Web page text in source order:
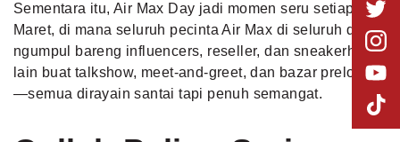
Sementara itu, Air Max Day jadi momen seru setiap 26
Maret, di mana seluruh pecinta Air Max di seluruh dunia
ngumpul bareng influencers, reseller, dan sneakerhead
lain buat talkshow, meet‑and‑greet, dan bazar preloved
—semua dirayain santai tapi penuh semangat.